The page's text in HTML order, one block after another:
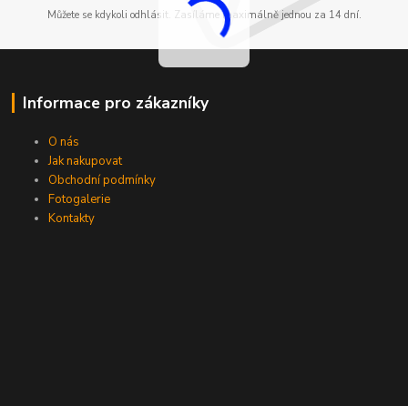
Můžete se kdykoli odhlásit. Zasíláme maximálně jednou za 14 dní.
Informace pro zákazníky
O nás
Jak nakupovat
Obchodní podmínky
Fotogalerie
Kontakty